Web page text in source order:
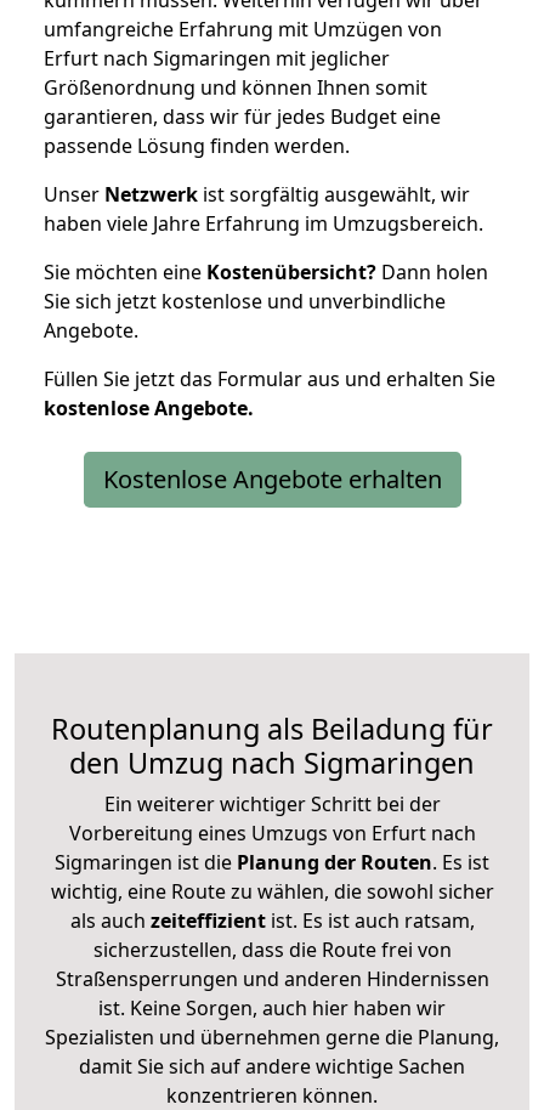
umfangreiche Erfahrung mit Umzügen von
Erfurt nach Sigmaringen mit jeglicher
Größenordnung und können Ihnen somit
garantieren, dass wir für jedes Budget eine
passende Lösung finden werden.
Unser Netzwerk ist sorgfältig ausgewählt, wir
haben viele Jahre Erfahrung im Umzugsbereich.
Sie möchten eine Kostenübersicht? Dann holen
Sie sich jetzt kostenlose und unverbindliche
Angebote.
Füllen Sie jetzt das Formular aus und erhalten Sie
kostenloseAngebote.
Kostenlose Angebote erhalten
Routenplanung als Beiladung für
den Umzug nach Sigmaringen
Ein weiterer wichtiger Schritt bei der
Vorbereitung eines Umzugs von Erfurt nach
Sigmaringen ist die Planung der Routen. Es ist
wichtig, eine Route zu wählen, die sowohl sicher
als auch zeiteffizientist. Es ist auch ratsam,
sicherzustellen, dass die Route frei von
Straßensperrungen und anderen Hindernissen
ist. Keine Sorgen, auch hier haben wir
Spezialisten und übernehmen gerne die Planung,
damit Sie sich auf andere wichtige Sachen
konzentrieren können.